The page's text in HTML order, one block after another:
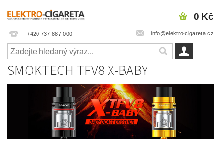
+420 737 887 000 info@elektro-cigareta.cz
0 Kč
SMOKTECH TFV8 X-BABY